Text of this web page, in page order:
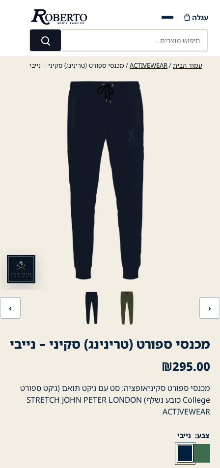
content
חיפוש מוצרים...
חיפוש
עגלה
עמוד הבית/
ACTIVEWEAR/ מכנסי ספורט (טרינינג) סקיני – נייבי
‹ ›
מכנסי ספורט (טרינינג) סקיני – נייבי
₪295.00
מכנסי ספורט סקיניאופציה: סט עם ג׳קט תואם (ג׳קט ספורט
College כובע נשלף) STRETCH JOHN PETER LONDON
ACTIVEWEAR
צבע נייבי